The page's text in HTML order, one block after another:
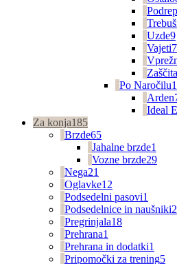
Uzde9
Vajeti7
Zaščita
Po Naročilu
Arden
Ideal
Za konja185
Brzde65
Jahalne brzde1
Vozne brzde29
Nega21
Oglavke12
Podsedelni pasovi1
Podsedelnice in naušniki
Pregrinjala18
Prehrana1
Prehrana in dodatki1
Pripomočki za trening5